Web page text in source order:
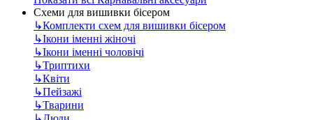
Схеми для вишивки бісером
↳Комплекти схем для вишивки бісером
↳Ікони іменні жіночі
↳Ікони іменні чоловічі
↳Триптихи
↳Квіти
↳Пейзажі
↳Тварини